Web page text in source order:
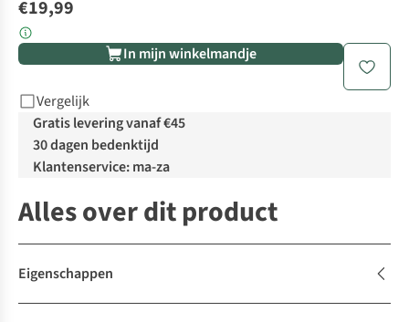
€19,99
In mijn winkelmandje
Vergelijk
Gratis levering vanaf €45
30 dagen bedenktijd
Klantenservice: ma-za
Alles over dit product
Eigenschappen